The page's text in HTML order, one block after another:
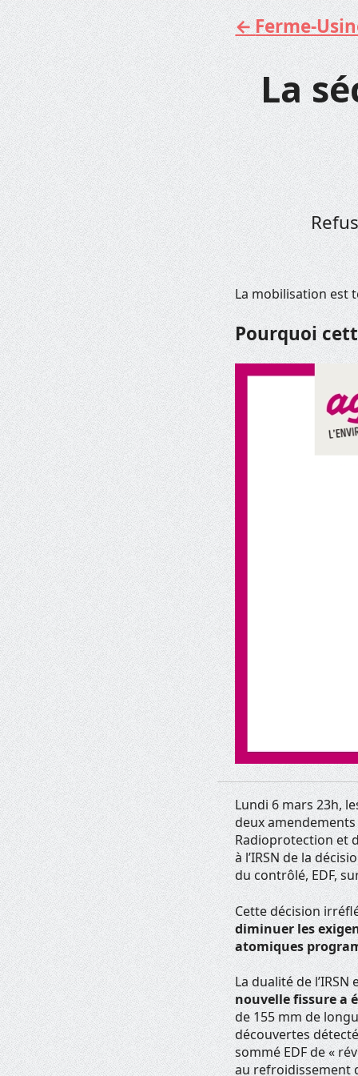
Aller
au
contenu
Ferme-
La
La mobilisation est
Pourquoi
Lundi 6 mars 23h,
deux
Radioprotection et
à l’IRSN de la
du contrôlé, EDF,
Cette décision
diminuer les
atomiques
La dualité de
nouvelle fissure a
de 155 mm de
découvertes
sommé EDF de «
au refroidissement